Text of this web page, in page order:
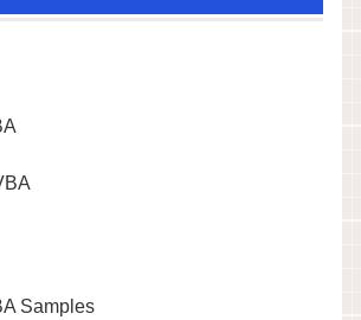
Samples